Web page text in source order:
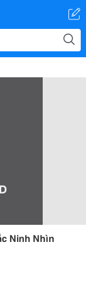
Ninh Nhìn